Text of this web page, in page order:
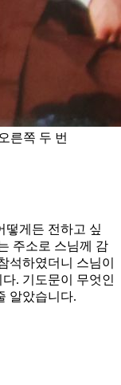
른쪽 두 번
떻게든 전하고 싶
주소로 스님께 감
석하였더니 스님이
. 기도문이 무엇인
알았습니다.